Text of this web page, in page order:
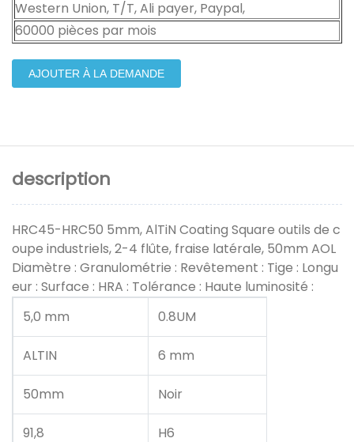
Western Union, T/T, Ali payer, Paypal,
60000 pièces par mois
AJOUTER À LA DEMANDE
description
HRC45-HRC50 5mm, AlTiN Coating Square outils de c
oupe industriels, 2-4 flûte, fraise latérale, 50mm AOL
Diamètre : Granulométrie : Revêtement : Tige : Longu
eur : Surface : HRA : Tolérance : Haute luminosité :
5,0 mm
0.8UM
ALTIN 6 mm
50mm Noir
91,8 H6